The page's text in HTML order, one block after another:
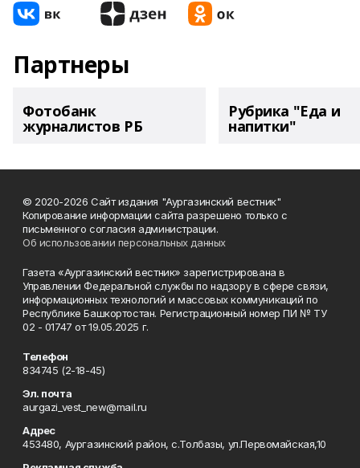
Партнеры
Фотобанк
журналистов РБ
Рубрика "Еда и
напитки"
© 2020-2026 Сайт издания "Аургазинский вестник"
Копирование информации сайта разрешено только с
письменного согласия администрации.
Об использовании персональных данных
Газета «Аургазинский вестник» зарегистрирована в
Управлении Федеральной службы по надзору в сфере связи,
информационных технологий и массовых коммуникаций по
Республике Башкортостан. Регистрационный номер ПИ № ТУ
02 - 01747 от 19.05.2025 г.
Телефон
834745 (2-18-45)
Эл. почта
aurgazi_vest_new@mail.ru
Адрес
453480, Аургазинский район, с.Толбазы, ул.Первомайская,10